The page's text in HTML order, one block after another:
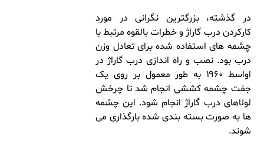
در گذشته، بزرگترین نگرانی در مورد
کارکردن درب گاراژ و خطرات بالقوه مرتبط با
چشمه های استفاده شده برای تعادل وزن
درب بود. نصب و راه اندازی درب گاراژ در
اواسط ۱۹۶۰ به طور معمول بر روی یک
جفت چشمه کششی انجام شد تا چرخش
لولاهای درب گاراژ انجام شود. این چشمه
ها به صورت بسته بندی شده بارگذاری می
شوند.